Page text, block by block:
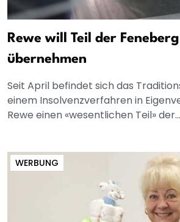
Rewe will Teil der
übernehmen
Seit April befindet sich das
einem Insolvenzverfahren in
Rewe einen «wesentlichen Teil» der...
WERBUNG